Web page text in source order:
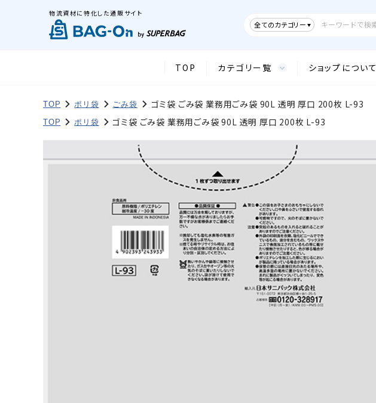
物流資材に特化した通販サイト
全てのカテゴリー
TOP カテゴリー覧 ショップについて
TOP ポリ袋 ごみ袋 ゴミ袋 ごみ袋 業務用ごみ袋 90L 透明 厚口 200枚 L-93
TOP ポリ袋 ゴミ袋 ごみ袋 業務用ごみ袋 90L 透明 厚口 200枚 L-93